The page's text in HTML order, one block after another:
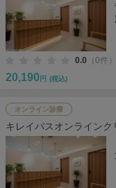
0.0 （0件）
20,190 円 (税込)
オンライン診療
キレイパスオンラインク